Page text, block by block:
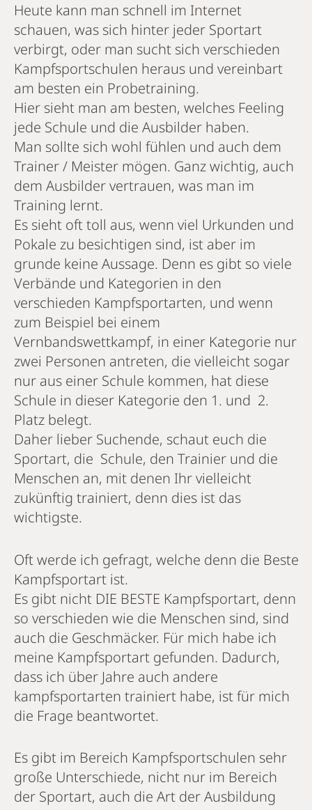
Heute kann man schnell im Internet
schauen, was sich hinter jeder Sportart
verbirgt, oder man sucht sich verschieden
Kampfsportschulen heraus und vereinbart
am besten ein Probetraining.
Hier sieht man am besten, welches Feeling
jede Schule und die Ausbilder haben.
Man sollte sich wohl fühlen und auch dem
Trainer / Meister mögen. Ganz wichtig, auch
dem Ausbilder vertrauen, was man im
Training lernt.
Es sieht oft toll aus, wenn viel Urkunden und
Pokale zu besichtigen sind, ist aber im
grunde keine Aussage. Denn es gibt so viele
Verbände und Kategorien in den
verschieden Kampfsportarten, und wenn
zum Beispiel bei einem
Vernbandswettkampf, in einer Kategorie nur
zwei Personen antreten, die vielleicht sogar
nur aus einer Schule kommen, hat diese
Schule in dieser Kategorie den 1. und 2.
Platz belegt.
Daher lieber Suchende, schaut euch die
Sportart, die Schule, den Trainier und die
Menschen an, mit denen Ihr vielleicht
zukünftig trainiert, denn dies ist das
wichtigste.
Oft werde ich gefragt, welche denn die Beste
Kampfsportart ist.
Es gibt nicht DIE BESTE Kampfsportart, denn
so verschieden wie die Menschen sind, sind
auch die Geschmäcker. Für mich habe ich
meine Kampfsportart gefunden. Dadurch,
dass ich über Jahre auch andere
kampfsportarten trainiert habe, ist für mich
die Frage beantwortet.
Es gibt im Bereich Kampfsportschulen sehr
große Unterschiede, nicht nur im Bereich
der Sportart, auch die Art der Ausbildung